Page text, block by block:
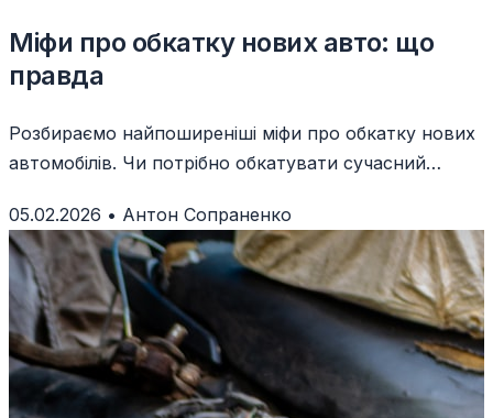
Міфи про обкатку нових авто: що
правда
Розбираємо найпоширеніші міфи про обкатку нових
автомобілів. Чи потрібно обкатувати сучасний
05.02.2026 • Антон Сопраненко